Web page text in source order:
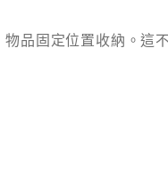
品固定位置收納。這